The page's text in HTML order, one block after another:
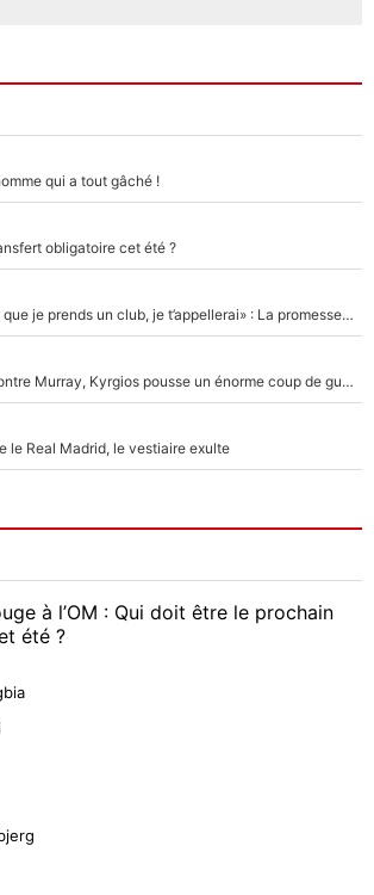
qui a tout gâché !
obligatoire cet été ?
Mercato - OM - «Dès que je prends un club, je t’appellerai» : La promesse de Marcelino au moment de claquer la porte
Victime de racisme contre Murray, Kyrgios pousse un énorme coup de gueule !
le Real Madrid, le vestiaire exulte
à l’OM : Qui doit être le prochain
été ?